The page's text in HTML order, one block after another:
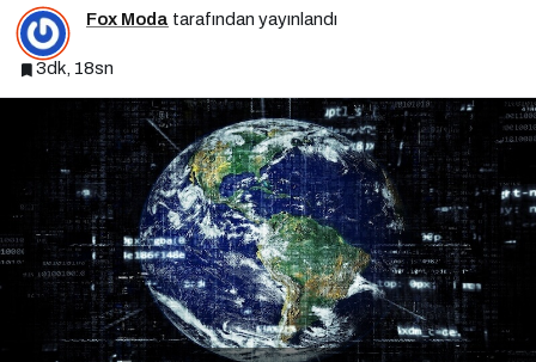
Fox Moda tarafından yayınlandı
3dk, 18sn